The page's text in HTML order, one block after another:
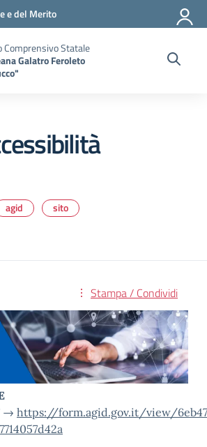
e del Merito
Comprensivo Statale
Galatro Feroleto
agid sito
Stampa / Condividi
→ https://form.agid.gov.it/view/